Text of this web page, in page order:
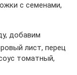
с семенами,
добавим
лист, перец
томатный,